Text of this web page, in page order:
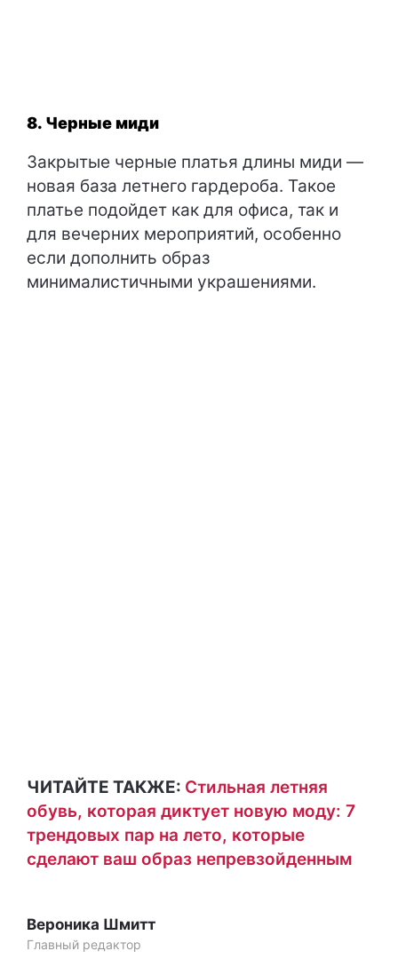
8. Черные миди
Закрытые черные платья длины миди —
новая база летнего гардероба. Такое
платье подойдет как для офиса, так и
для вечерних мероприятий, особенно
если дополнить образ
минималистичными украшениями.
ЧИТАЙТЕ ТАКЖЕ: Стильная летняя
обувь, которая диктует новую моду: 7
трендовых пар на лето, которые
сделают ваш образ непревзойденным
Вероника Шмитт
Главный редактор